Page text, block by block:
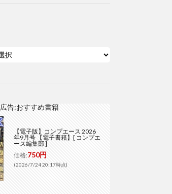
広告:おすすめ書籍
【電子版】コンプエース 2026
年9月号 【電子書籍】[ コンプエ
ース編集部 ]
価格:750円
(2026/7/24 20:17時点)